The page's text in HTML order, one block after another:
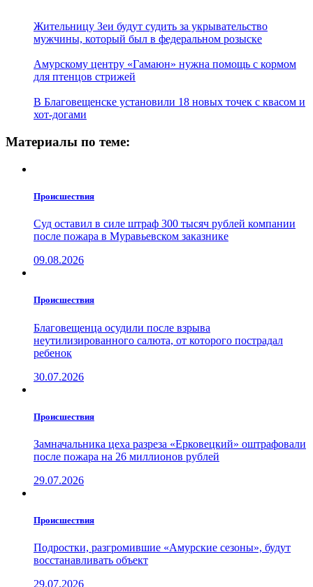
Жительницу Зеи будут судить за укрывательство
мужчины, который был в федеральном розыске
Амурскому центру «Гамаюн» нужна помощь с кормом
для птенцов стрижей
В Благовещенске установили 18 новых точек с квасом и
хот-догами
Материалы по теме:
Проиcшествия
Суд оставил в силе штраф 300 тысяч рублей компании
после пожара в Муравьевском заказнике
09.08.2026
Проиcшествия
Благовещенца осудили после взрыва
неутилизированного салюта, от которого пострадал
ребенок
30.07.2026
Проиcшествия
Замначальника цеха разреза «Ерковецкий» оштрафовали
после пожара на 26 миллионов рублей
29.07.2026
Проиcшествия
Подростки, разгромившие «Амурские сезоны», будут
восстанавливать объект
29.07.2026